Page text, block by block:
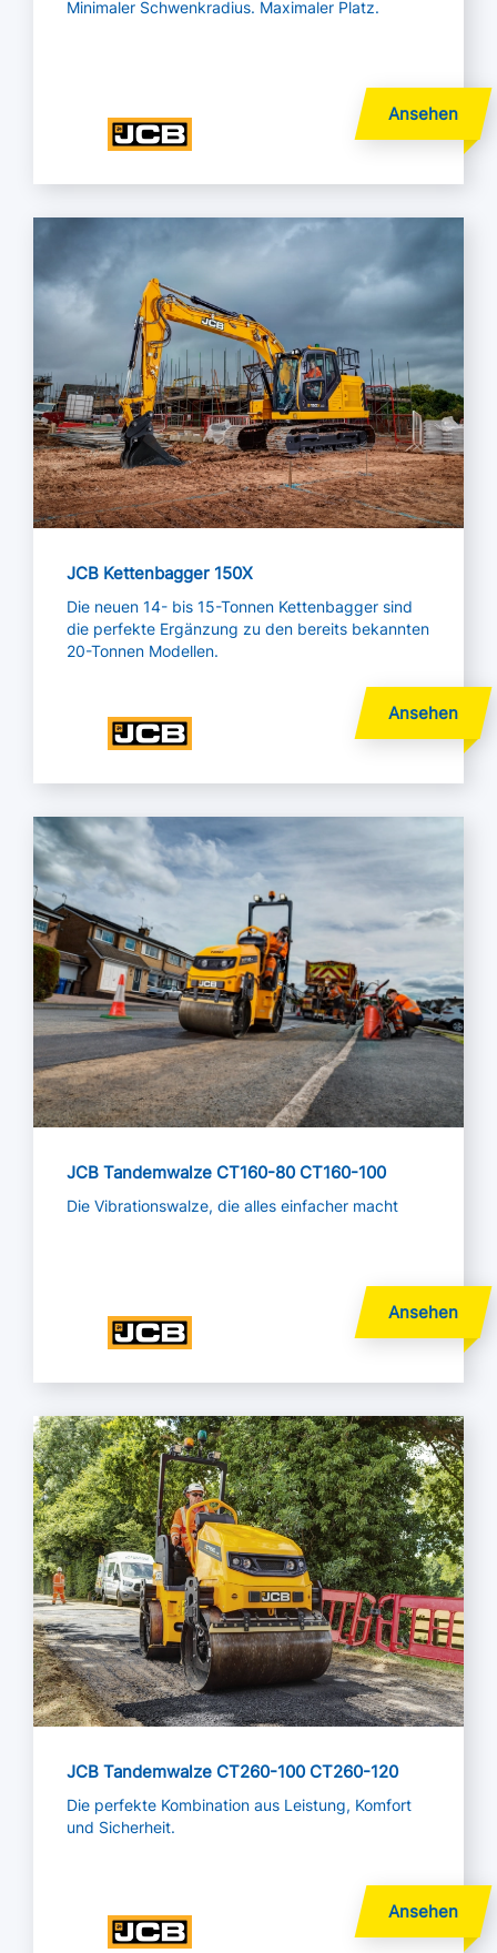
Minimaler Schwenkradius. Maximaler Platz.
JCB Kettenbagger 150X
Die neuen 14- bis 15-Tonnen Kettenbagger sind
die perfekte Ergänzung zu den bereits bekannten
20-Tonnen Modellen.
JCB Tandemwalze CT160-80 CT160-100
Die Vibrationswalze, die alles einfacher macht
Mehr lesen
JCB Tandemwalze CT260-100 CT260-120
Die perfekte Kombination aus Leistung, Komfort
und Sicherheit.
Mehr lesen